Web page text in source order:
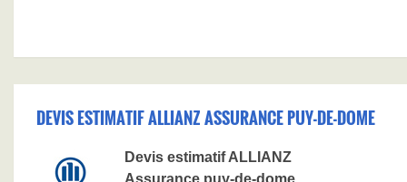
DEVIS ESTIMATIF ALLIANZ ASSURANCE PUY-DE-DOME
Devis estimatif ALLIANZ
Assurance puy-de-dome